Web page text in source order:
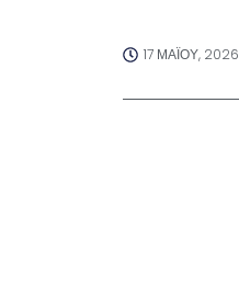
17 ΜΑΪ́ΟΥ, 2026